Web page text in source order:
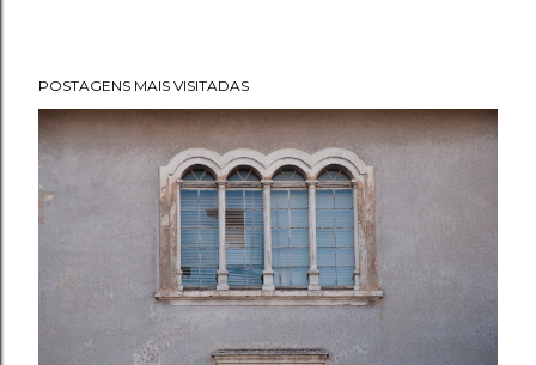
a
r
u
m
c
POSTAGENS MAIS VISITADAS